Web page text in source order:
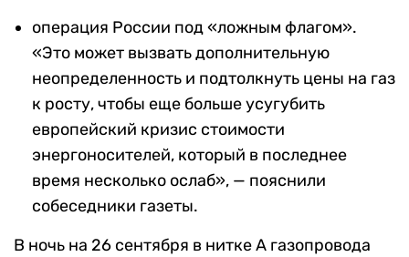
операция России под «ложным флагом».
«Это может вызвать дополнительную
неопределенность и подтолкнуть цены на газ
к росту, чтобы еще больше усугубить
европейский кризис стоимости
энергоносителей, который в последнее
время несколько ослаб», — пояснили
собеседники газеты.
В ночь на 26 сентября в нитке А газопровода